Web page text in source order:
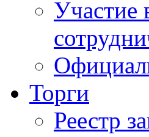
Участие
Торги
Реестр